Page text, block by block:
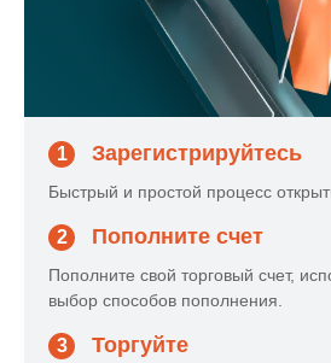
1 Зарегистрируйтесь
Быстрый и простой процесс
2 Пополните счет
Пополните свой торговый счет,
выбор способов пополнения.
3 Торгуйте